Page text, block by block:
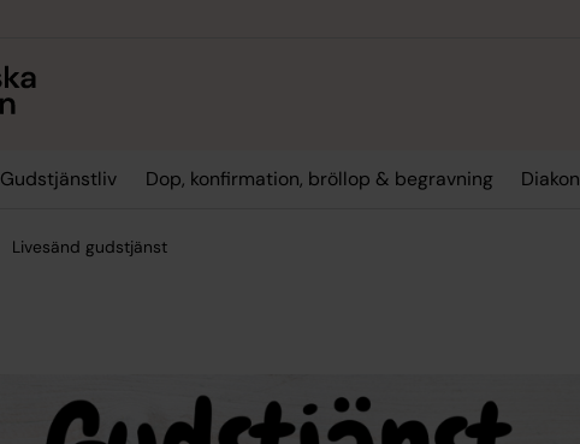
Gudstjänstliv Dop, konfirmation, bröllop & begravning
Livesänd gudstjänst